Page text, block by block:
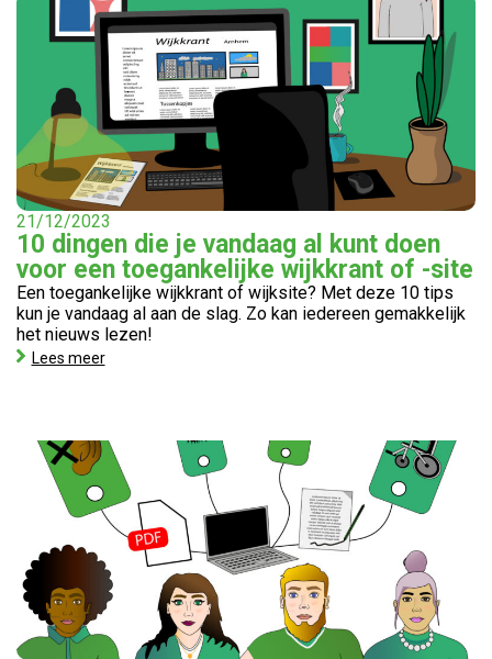
21/12/2023
10 dingen die je vandaag al kunt doen
voor een toegankelijke wijkkrant of -site
Een toegankelijke wijkkrant of wijksite? Met deze 10 tips
kun je vandaag al aan de slag. Zo kan iedereen gemakkelijk
het nieuws lezen!
Lees meer